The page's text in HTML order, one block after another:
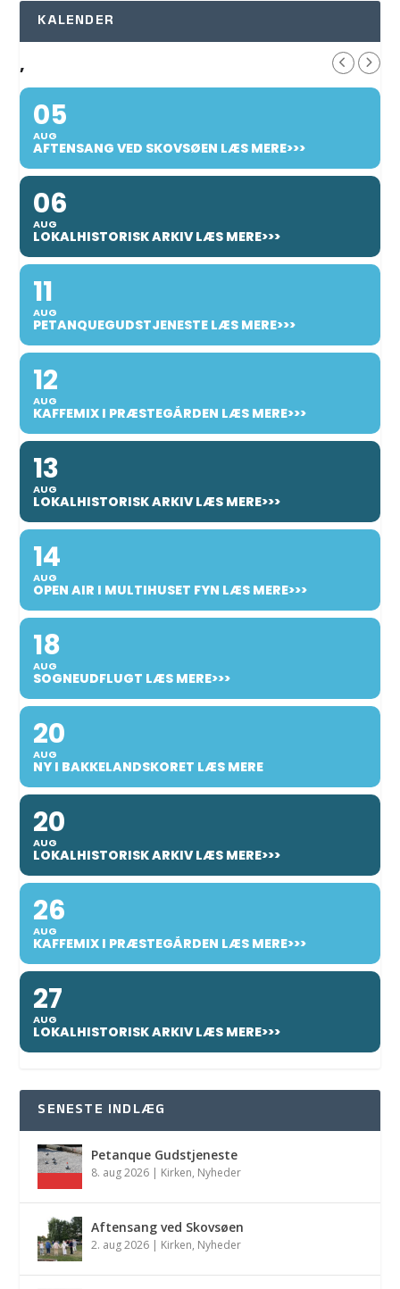
KALENDER
,
05
AUG
AFTENSANG VED SKOVSØEN LÆS MERE>>>
06
AUG
LOKALHISTORISK ARKIV LÆS MERE>>>
11
AUG
PETANQUEGUDSTJENESTE LÆS MERE>>>
12
AUG
KAFFEMIX I PRÆSTEGÅRDEN LÆS MERE>>>
13
AUG
LOKALHISTORISK ARKIV LÆS MERE>>>
14
AUG
OPEN AIR I MULTIHUSET FYN LÆS MERE>>>
18
AUG
SOGNEUDFLUGT LÆS MERE>>>
20
AUG
NY I BAKKELANDSKORET LÆS MERE
20
AUG
LOKALHISTORISK ARKIV LÆS MERE>>>
26
AUG
KAFFEMIX I PRÆSTEGÅRDEN LÆS MERE>>>
27
AUG
LOKALHISTORISK ARKIV LÆS MERE>>>
SENESTE INDLÆG
Petanque Gudstjeneste
8. aug 2026 | Kirken, Nyheder
Aftensang ved Skovsøen
2. aug 2026 | Kirken, Nyheder